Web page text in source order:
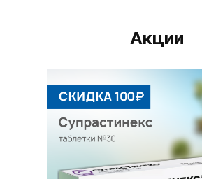
Акции